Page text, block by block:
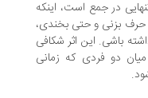
جمع است، اینکه
و حتی بخندی،
این اثر شکافی
فردی که زمانی